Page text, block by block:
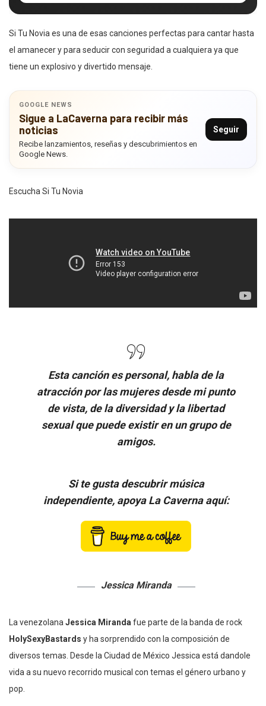
Si Tu Novia es una de esas canciones perfectas para cantar hasta
el amanecer y para seducir con seguridad a cualquiera ya que
tiene un explosivo y divertido mensaje.
GOOGLE NEWS
Sigue a LaCaverna para recibir más
noticias
Recibe lanzamientos, reseñas y descubrimientos en
Google News.
Seguir
Escucha Si Tu Novia
Esta canción es personal, habla de la
atracción por las mujeres desde mi punto
de vista, de la diversidad y la libertad
sexual que puede existir en un grupo de
amigos.
Si te gusta descubrir música
independiente, apoya La Caverna aquí:
Jessica Miranda
La venezolana Jessica Miranda fue parte de la banda de rock
HolySexyBastards y ha sorprendido con la composición de
diversos temas. Desde la Ciudad de México Jessica está dandole
vida a su nuevo recorrido musical con temas el género urbano y
pop.